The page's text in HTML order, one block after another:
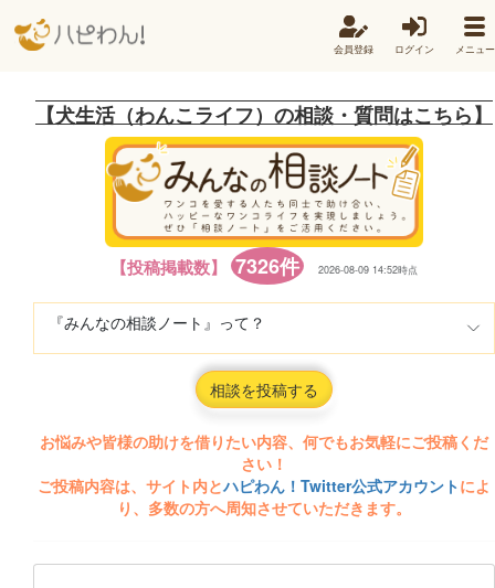
会員登録 ログイン メニュー
【犬生活（わんこライフ）の相談・質問はこちら】
【投稿掲載数】 7326件 2026-08-09 14:52時点
『みんなの相談ノート』って？
相談を投稿する
お悩みや皆様の助けを借りたい内容、何でもお気軽にご投稿くだ
さい！
ご投稿内容は、サイト内とハピわん！Twitter公式アカウントによ
り、多数の方へ周知させていただきます。